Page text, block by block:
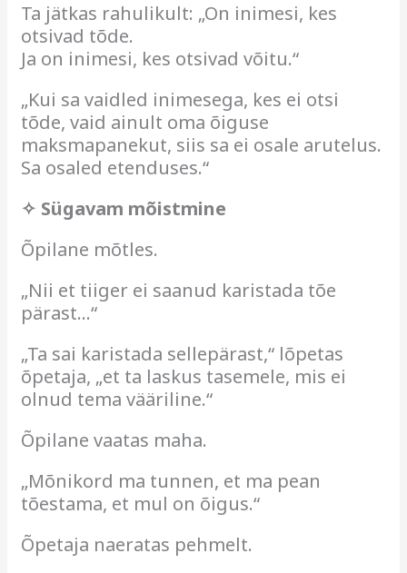
Ta jätkas rahulikult: „On inimesi, kes
otsivad tõde.
Ja on inimesi, kes otsivad võitu.“
„Kui sa vaidled inimesega, kes ei otsi
tõde, vaid ainult oma õiguse
maksmapanekut, siis sa ei osale arutelus.
Sa osaled etenduses.“
✧ Sügavam mõistmine
Õpilane mõtles.
„Nii et tiiger ei saanud karistada tõe
pärast…“
„Ta sai karistada sellepärast,“ lõpetas
õpetaja, „et ta laskus tasemele, mis ei
olnud tema vääriline.“
Õpilane vaatas maha.
„Mõnikord ma tunnen, et ma pean
tõestama, et mul on õigus.“
Õpetaja naeratas pehmelt.